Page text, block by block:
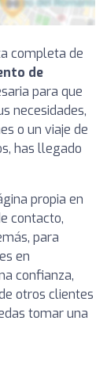
completa de
de
para que
necesidades,
o un viaje de
has llegado
propia en
contacto,
para
en
confianza,
otros clientes
tomar una